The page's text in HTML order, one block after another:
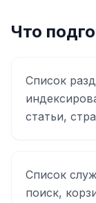
Что
Список
статьи,
Список
поиск,